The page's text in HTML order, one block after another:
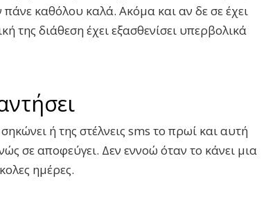
πάνε καθόλου καλά. Ακόμα και αν δε σε έχει
της διάθεση έχει εξασθενίσει υπερβολικά
ή της στέλνεις sms το πρωί και αυτή
σε αποφεύγει. Δεν εννοώ όταν το κάνει μια
ημέρες.